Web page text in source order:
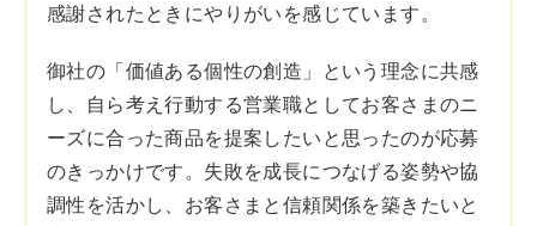
感謝されたときにやりがいを感じています。
御社の「価値ある個性の創造」という理念に共感
し、自ら考え行動する営業職としてお客さまのニ
ーズに合った商品を提案したいと思ったのが応募
のきっかけです。失敗を成長につなげる姿勢や協
調性を活かし、お客さまと信頼関係を築きたいと